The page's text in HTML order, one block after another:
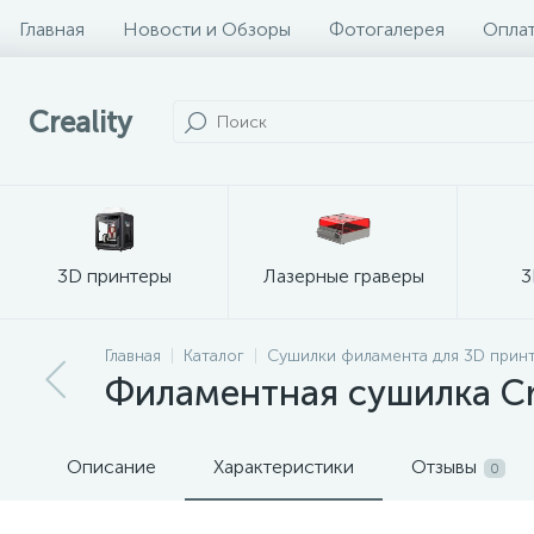
Главная Новости и Обзоры Фотогалерея
Creality
3D принтеры Лазерные граверы
Главная Каталог Сушилки филамента для 3D
Филаментная сушилка
Описание Характеристики Отзывы 0